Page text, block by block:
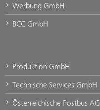
Werbung GmbH
BCC GmbH
Produktion GmbH
Technische Services GmbH
Österreichische Postbus AG